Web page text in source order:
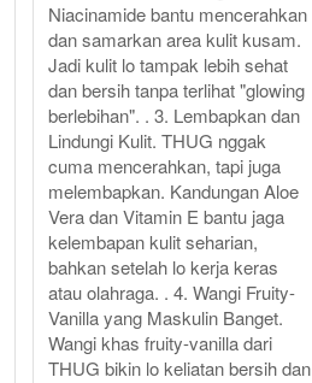
Niacinamide bantu mencerahkan
dan samarkan area kulit kusam.
Jadi kulit lo tampak lebih sehat
dan bersih tanpa terlihat "glowing
berlebihan". . 3. Lembapkan dan
Lindungi Kulit. THUG nggak
cuma mencerahkan, tapi juga
melembapkan. Kandungan Aloe
Vera dan Vitamin E bantu jaga
kelembapan kulit seharian,
bahkan setelah lo kerja keras
atau olahraga. . 4. Wangi Fruity-
Vanilla yang Maskulin Banget.
Wangi khas fruity-vanilla dari
THUG bikin lo keliatan bersih dan